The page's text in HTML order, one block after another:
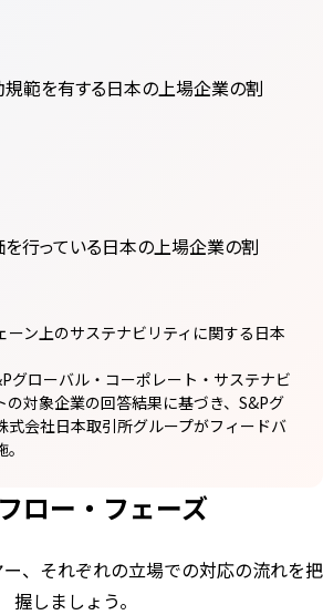
規範を有する日本の上場企業の割
行っている日本の上場企業の割
ーン上のサステナビリティに関する日本
グローバル・コーポレート・サステナビ
の対象企業の回答結果に基づき、S&Pグ
式会社日本取引所グループがフィードバ
ロー・フェーズ
、それぞれの立場での対応の流れを把
握しましょう。